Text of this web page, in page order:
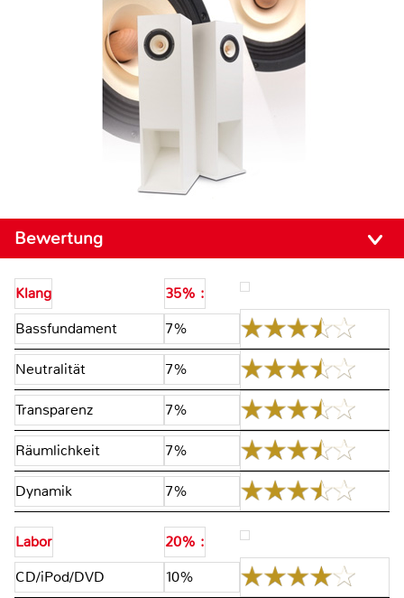
Bewertung
Klang
35% :
Bassfundament
7%
Neutralität 7%
Transparenz 7%
Räumlichkeit 7%
Dynamik 7%
Labor
20% :
CD/iPod/DVD
10%